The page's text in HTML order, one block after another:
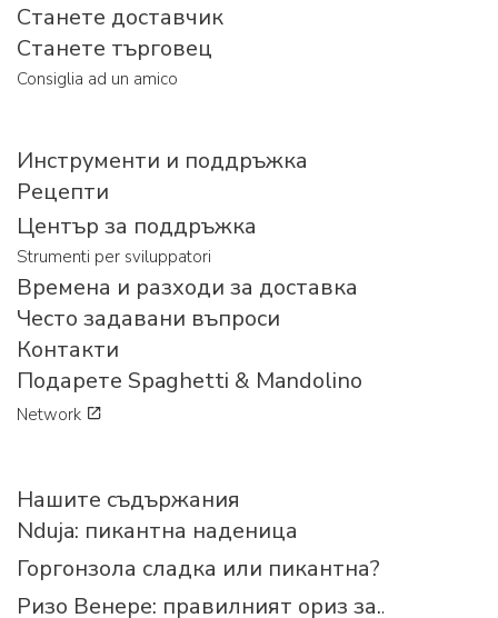
Станете доставчик
Станете търговец
Consiglia ad un amico
Инструменти и поддръжка
Рецепти
Център за поддръжка
Strumenti per sviluppatori
Времена и разходи за доставка
Често задавани въпроси
Контакти
Подарете Spaghetti & Mandolino
Network
Нашите съдържания
Nduja: пикантна наденица
Горгонзола сладка или пикантна?
Ризо Венере: правилният ориз за...